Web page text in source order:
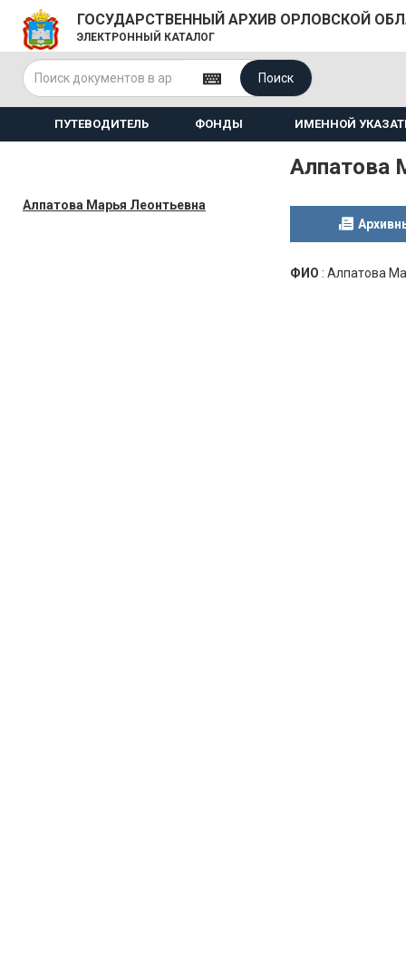
ГОСУДАРСТВЕННЫЙ АРХИВ ОРЛОВСКОЙ
ЭЛЕКТРОННЫЙ КАТАЛОГ
Поиск
ПУТЕВОДИТЕЛЬ ФОНДЫ ИМЕННОЙ
Алпатова Марья Леонтьевна
Алпатова
ФИО : Алпатова